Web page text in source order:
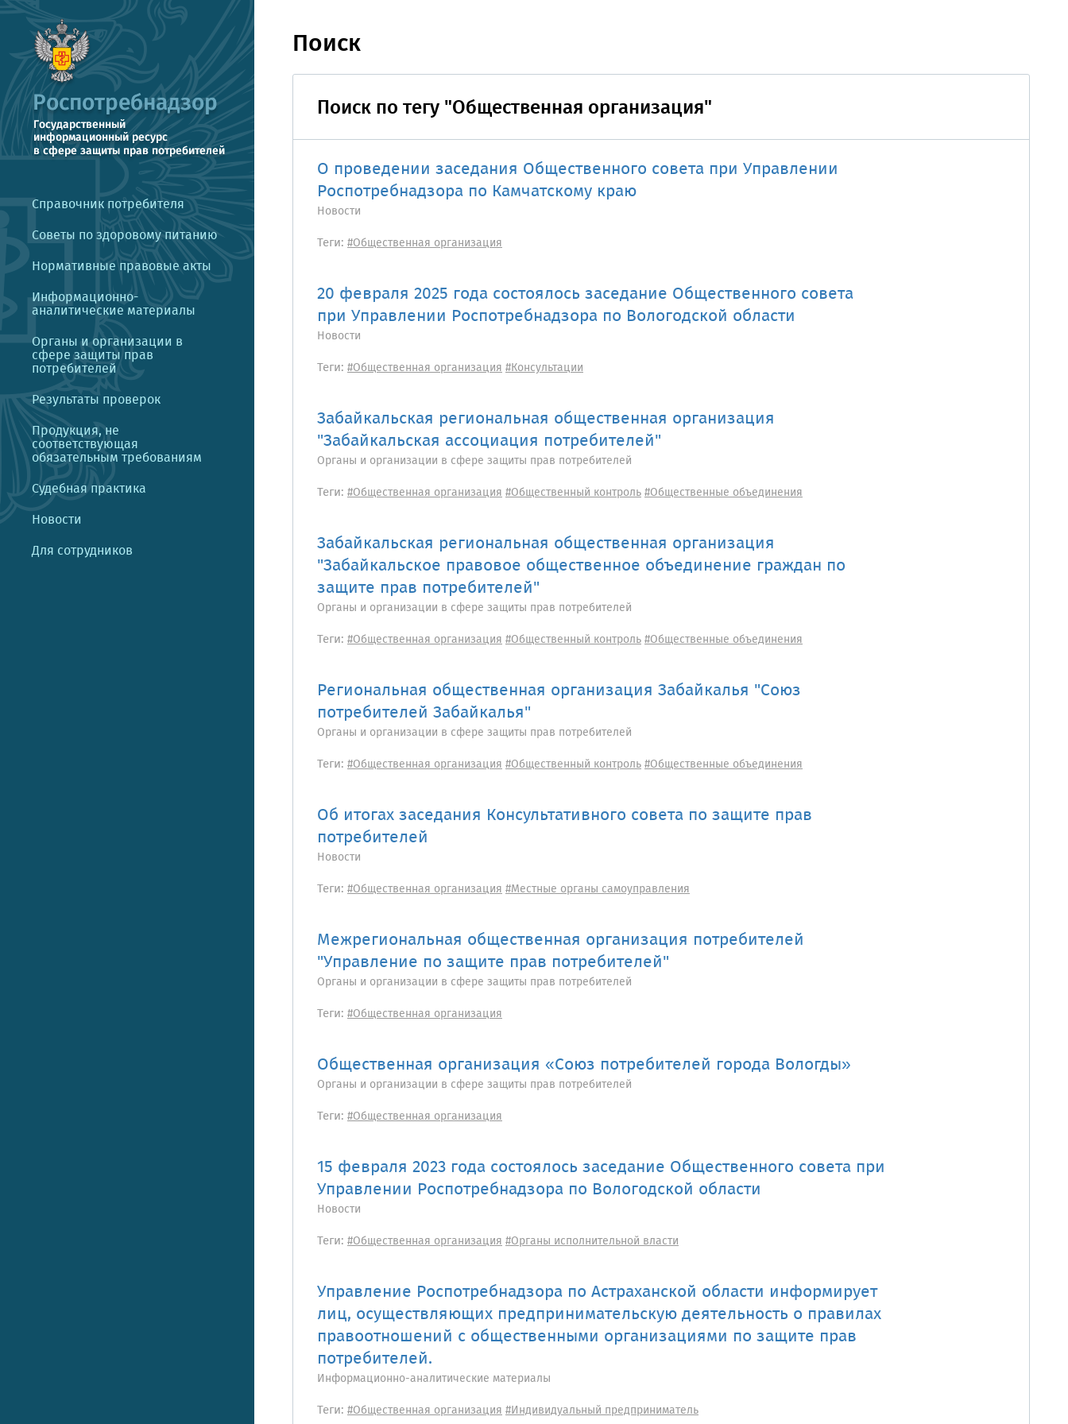
Справочник потребителя
Советы по здоровому питанию
Нормативные правовые акты
Информационно-
аналитические материалы
Органы и организации в
сфере защиты прав
потребителей
Результаты проверок
Продукция, не
соответствующая
обязательным требованиям
Судебная практика
Новости
Для сотрудников
Поиск
Поиск по тегу "Общественная организация"
О проведении заседания Общественного совета при Управлении
Роспотребнадзора по Камчатскому краю
Новости
Теги: #Общественная организация
20 февраля 2025 года состоялось заседание Общественного совета
при Управлении Роспотребнадзора по Вологодской области
Новости
Теги: #Общественная организация#Консультации
Забайкальская региональная общественная организация
"Забайкальская ассоциация потребителей"
Органы и организации в сфере защиты прав потребителей
Теги: #Общественная организация#Общественный контроль#Общественные объединения
Забайкальская региональная общественная организация
"Забайкальское правовое общественное объединение граждан по
защите прав потребителей"
Органы и организации в сфере защиты прав потребителей
Теги: #Общественная организация#Общественный контроль#Общественные объединения
Региональная общественная организация Забайкалья "Союз
потребителей Забайкалья"
Органы и организации в сфере защиты прав потребителей
Теги: #Общественная организация#Общественный контроль#Общественные объединения
Об итогах заседания Консультативного совета по защите прав
потребителей
Новости
Теги: #Общественная организация#Местные органы самоуправления
Межрегиональная общественная организация потребителей
"Управление по защите прав потребителей"
Органы и организации в сфере защиты прав потребителей
Теги: #Общественная организация
Общественная организация «Союз потребителей города Вологды»
Органы и организации в сфере защиты прав потребителей
Теги: #Общественная организация
15 февраля 2023 года состоялось заседание Общественного совета при
Управлении Роспотребнадзора по Вологодской области
Новости
Теги: #Общественная организация#Органы исполнительной власти
Управление Роспотребнадзора по Астраханской области информирует
лиц, осуществляющих предпринимательскую деятельность о правилах
правоотношений с общественными организациями по защите прав
потребителей.
Информационно-аналитические материалы
Теги: #Общественная организация#Индивидуальный предприниматель